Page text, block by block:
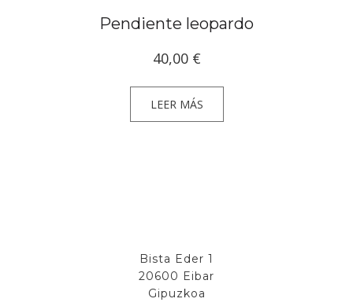
Pendiente leopardo
40,00 €
LEER MÁS
Bista Eder 1
20600 Eibar
Gipuzkoa